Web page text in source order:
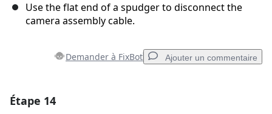
Use the flat end of a spudger to disconnect the
camera assembly cable.
Demander à FixBot Ajouter un commentaire
Étape 14